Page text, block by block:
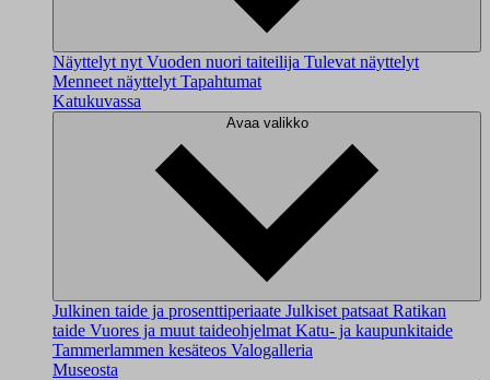
Näyttelyt nyt Vuoden nuori taiteilija Tulevat näyttelyt
Menneet näyttelyt Tapahtumat
Katukuvassa
Avaa valikko
Julkinen taide ja prosenttiperiaate Julkiset patsaat Ratikan
taide Vuores ja muut taideohjelmat Katu- ja kaupunkitaide
Tammerlammen kesäteos Valogalleria
Museosta